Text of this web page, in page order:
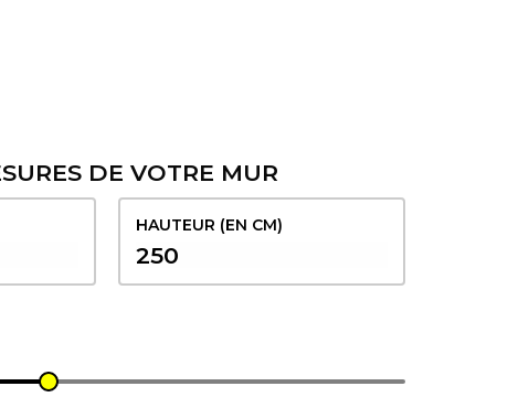
DE VOTRE MUR
HAUTEUR (EN CM)